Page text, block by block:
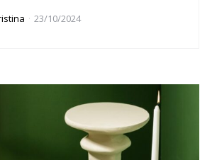
23/10/2024